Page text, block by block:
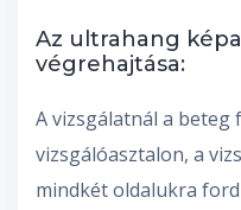
Az ultrahang
végrehajtása:
A vizsgálatnál a beteg
vizsgálóasztalon, a
mindkét oldalukra